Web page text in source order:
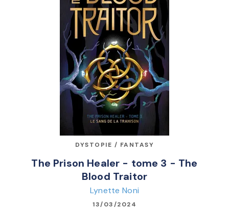
DYSTOPIE / FANTASY
The Prison Healer - tome 3 - The
Blood Traitor
Lynette Noni
13/03/2024